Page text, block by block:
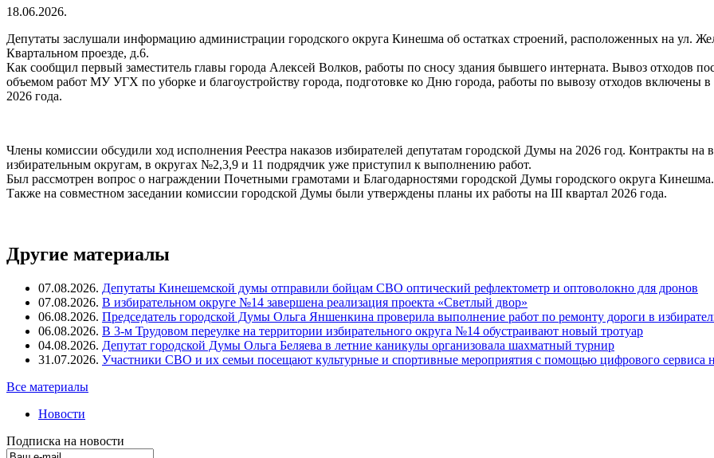
18.06.2026.
Депутаты заслушали информацию администрации городского округа Кинешма об остатках строений, расположенных на ул.
Квартальном проезде, д.6.
Как сообщил первый заместитель главы города Алексей Волков, работы по сносу здания бывшего интерната. Вывоз отходов
объемом работ МУ УГХ по уборке и благоустройству города, подготовке ко Дню города, работы по вывозу отходов
2026 года.
Члены комиссии обсудили ход исполнения Реестра наказов избирателей депутатам городской Думы на 2026 год. Контракты
избирательным округам, в округах №2,3,9 и 11 подрядчик уже приступил к выполнению работ.
Был рассмотрен вопрос о награждении Почетными грамотами и Благодарностями городской Думы городского округа Кинешма.
Также на совместном заседании комиссии городской Думы были утверждены планы их работы на III квартал 2026 года.
Другие материалы
07.08.2026. Депутаты Кинешемской думы отправили бойцам СВО оптический рефлектометр и оптоволокно для дронов
07.08.2026. В избирательном округе №14 завершена реализация проекта «Светлый двор»
06.08.2026. Председатель городской Думы Ольга Яншенкина проверила выполнение работ по ремонту дороги в
06.08.2026. В 3-м Трудовом переулке на территории избирательного округа №14 обустраивают новый тротуар
04.08.2026. Депутат городской Думы Ольга Беляева в летние каникулы организовала шахматный турнир
31.07.2026. Участники СВО и их семьи посещают культурные и спортивные мероприятия с помощью цифрового сервиса
Все материалы
Новости
Подписка на новости